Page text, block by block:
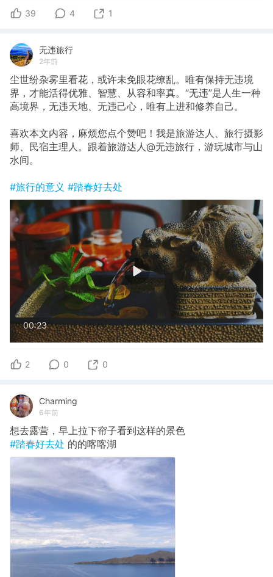
39 4 1
无违旅行
2年前
尘世纷杂雾里看花，或许未免眼花缭乱。唯有保持无违境
界，才能活得优雅、智慧、从容和率真。“无违”是人生一种
高境界，无违天地、无违己心，唯有上进和修养自己。
喜欢本文内容，麻烦您点个赞吧！我是旅游达人、旅行摄影
师、民宿主理人。跟着旅游达人@无违旅行，游玩城市与山
水间。
#旅行的意义 #踏春好去处
00:23
2 0 0
Charming
6年前
想去露营，早上拉下帘子看到这样的景色
#踏春好去处 的的喀喀湖